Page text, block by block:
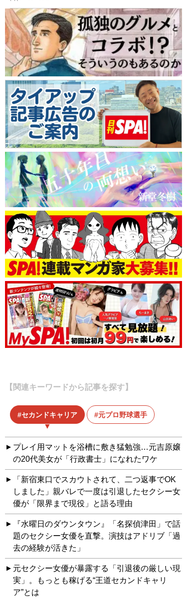
【関連キーワードから記事を探す】
セカンドキャリア 元プロ野球選手
プレイ用マットを浴槽に敷き猛勉強…元吉原嬢
の20代美女が「行政書士」になれたワケ
「新宿東口でスカウトされて、二つ返事でOK
しました」親バレで一度は引退したセクシー女
優が「限界まで現役」と語る理由
『水曜日のダウンタウン』「名探偵津田」で話
題のセクシー女優を直撃。演技はアドリブ「過
去の経験が活きた」
元セクシー女優が暴露する「引退後の厳しい現
実」。もっとも稼げる“王道セカンドキャリ
ア”とは